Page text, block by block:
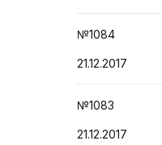
№1084
21.12.2017
№1083
21.12.2017